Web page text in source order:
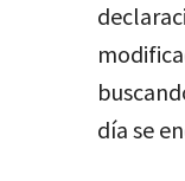
día se